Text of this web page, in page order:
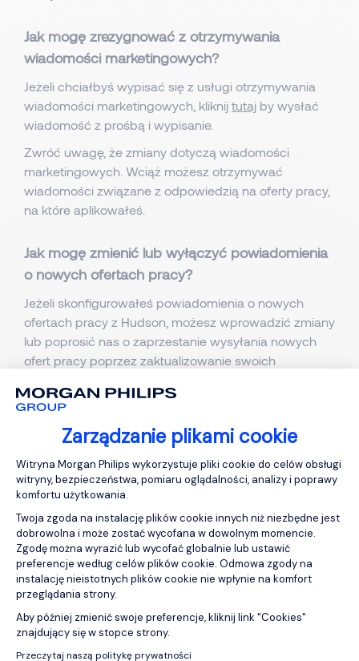
Zarządzanie plikami cookie
Platforma zarządzania zgodą:
Witryna Morgan Philips wykorzystuje pliki cookie do celów obsługi
witryny, bezpieczeństwa, pomiaru oglądalności, analizy i poprawy
komfortu użytkowania.
Twoja zgoda na instalację plików cookie innych niż niezbędne jest
dobrowolna i może zostać wycofana w dowolnym momencie.
Zgodę można wyrazić lub wycofać globalnie lub ustawić
preferencje według celów plików cookie. Odmowa zgody na
instalację nieistotnych plików cookie nie wpłynie na komfort
przeglądania strony.
Aby później zmienić swoje preferencje, kliknij link "Cookies"
znajdujący się w stopce strony.
Przeczytaj naszą politykę prywatności
Axeptio consent
Jak mogę zrezygnować z otrzymywania
wiadomości marketingowych?
Jeżeli chciałbyś wypisać się z usługi otrzymywania
wiadomości marketingowych, kliknij tutaj by wysłać
wiadomość z prośbą i wypisanie.
Zwróć uwagę, że zmiany dotyczą wiadomości
marketingowych. Wciąż możesz otrzymywać
wiadomości związane z odpowiedzią na oferty pracy,
na które aplikowałeś.
Jak mogę zmienić lub wyłączyć powiadomienia
o nowych ofertach pracy?
Jeżeli skonfigurowałeś powiadomienia o nowych
ofertach pracy z Hudson, możesz wprowadzić zmiany
lub poprosić nas o zaprzestanie wysyłania nowych
ofert pracy poprzez zaktualizowanie swoich
Możesz poprosić o spersonalizowany link do Twoich
preferencji dotyczących powiadomień o nowych
ofertach pracytutaj. Po zgłoszeniu Twojego adresu
mailowego, otrzymasz wiadomość zwrotną ze
spersonalizowanym linkiem.
Możesz również uzyskać dostęp do swojej strony
poprzez kliknięcie 'Aktualizacja preferencji'.
Jak poprosić o usunięcie moich danych?
Możesz poprosić o usunięcie Twoich danych za
pomocą tej strony.
Po wprowadzeniu Twojego adresu mailowego,